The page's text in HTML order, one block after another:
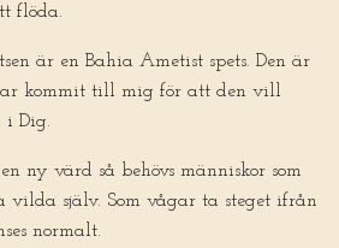
flöda.
är en Bahia Ametist spets. Den är
kommit till mig för att den vill
i Dig.
ny värd så behövs människor som
själv. Som vågar ta steget ifrån
normalt.